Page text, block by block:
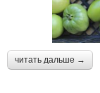
читать дальше →